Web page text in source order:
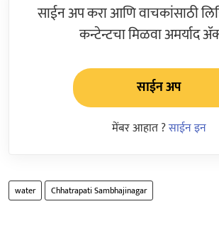
साईन अप करा आणि वाचकांसाठी
कन्टेन्टचा मिळवा अमर्याद
साईन अप
मेंबर आहात ?साईन इन
water Chhatrapati Sambhajinagar